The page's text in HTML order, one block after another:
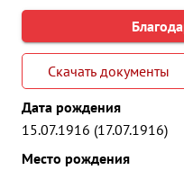
Скачать документы
Дата рождения
15.07.1916 (17.07.1916)
Место рождения